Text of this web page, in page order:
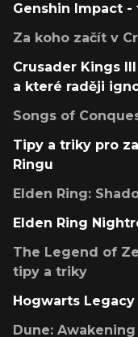
Genshin Impact
Za koho začít v
Crusader Kings
a které raději
Songs of
Tipy a triky pro
Ringu
Elden Ring:
Elden Ring
The Legend of
tipy a triky
Hogwarts
Dune: